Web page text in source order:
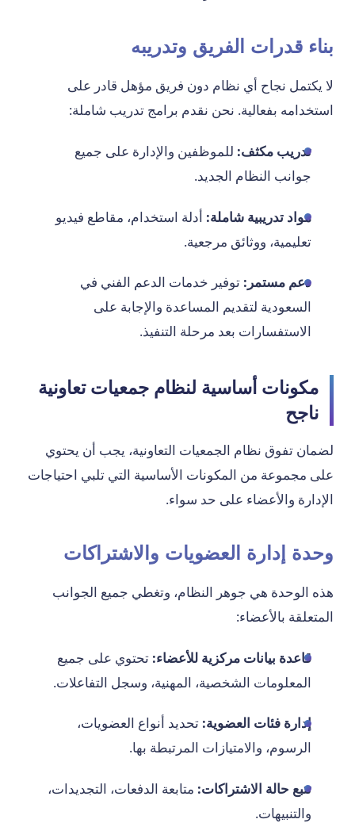
بناء قدرات الفريق وتدريبه
لا يكتمل نجاح أي نظام دون فريق مؤهل قادر على
استخدامه بفعالية. نحن نقدم برامج تدريب شاملة:
تدريب مكثف: للموظفين والإدارة على جميع
جوانب النظام الجديد.
مواد تدريبية شاملة: أدلة استخدام، مقاطع فيديو
تعليمية، ووثائق مرجعية.
دعم مستمر: توفير خدمات الدعم الفني في
السعودية لتقديم المساعدة والإجابة على
الاستفسارات بعد مرحلة التنفيذ.
مكونات أساسية لنظام جمعيات تعاونية
ناجح
لضمان تفوق نظام الجمعيات التعاونية، يجب أن يحتوي
على مجموعة من المكونات الأساسية التي تلبي احتياجات
الإدارة والأعضاء على حد سواء.
وحدة إدارة العضويات والاشتراكات
هذه الوحدة هي جوهر النظام، وتغطي جميع الجوانب
المتعلقة بالأعضاء:
قاعدة بيانات مركزية للأعضاء: تحتوي على جميع
المعلومات الشخصية، المهنية، وسجل التفاعلات.
إدارة فئات العضوية: تحديد أنواع العضويات،
الرسوم، والامتيازات المرتبطة بها.
تتبع حالة الاشتراكات: متابعة الدفعات، التجديدات،
والتنبيهات.